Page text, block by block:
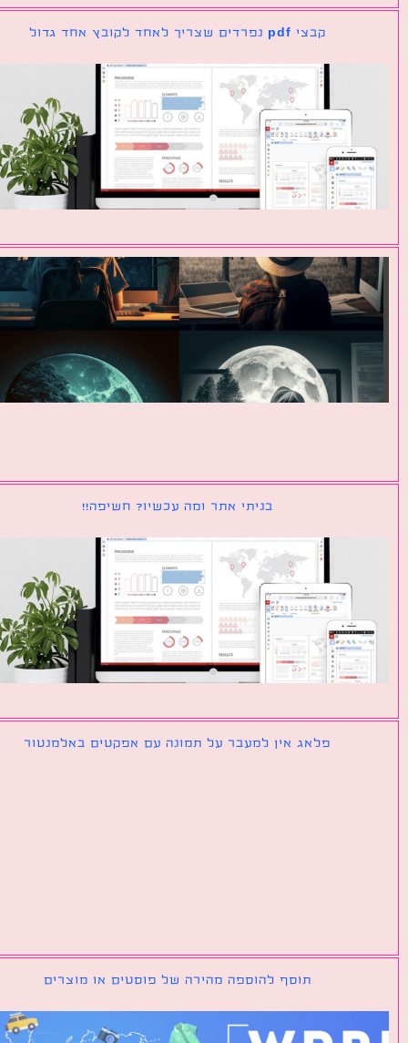
בניתי אתר ומה עכשיו? חשיפה!!
פלאג אין למעבר על תמונה עם אפקטים באלמנטור
תוסף להוספה מהירה של פוסטים או מוצרים